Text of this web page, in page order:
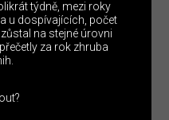
týdně, mezi roky
u dospívajících, počet
na stejné úrovni
za rok zhruba